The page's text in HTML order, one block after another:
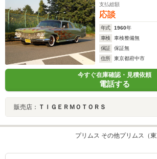
支払総額
応談
年式 1960年
車検
車検整備無
保証
保証無
住所
東京都府中市
今すぐ在庫確認・見積依頼
電話する
販売店： ＴＩＧＥＲＭＯＴＯＲＳ
プリムス その他プリムス（